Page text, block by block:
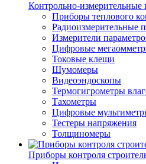
Контрольно-измерительные
Приборы теплового
Радиоизмерительные
Измерители
Цифровые
Токовые клещи
Шумомеры
Видеоэндоскопы
Термогигрометры
Тахометры
Цифровые
Тестеры напряжения
Толщиномеры
Приборы контроля